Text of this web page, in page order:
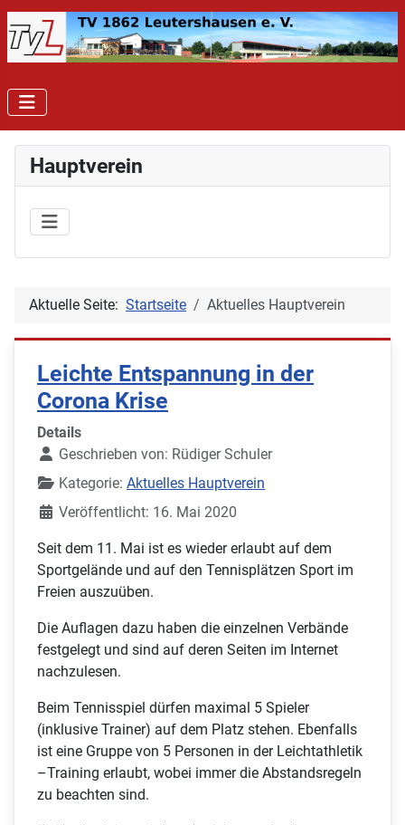
Hauptverein
Aktuelle Seite: Startseite Aktuelles Hauptverein
Leichte Entspannung in der
Corona Krise
Details
Geschrieben von: Rüdiger Schuler
Kategorie: Aktuelles Hauptverein
Veröffentlicht: 16. Mai 2020
Seit dem 11. Mai ist es wieder erlaubt auf dem
Sportgelände und auf den Tennisplätzen Sport im
Freien auszuüben.
Die Auflagen dazu haben die einzelnen Verbände
festgelegt und sind auf deren Seiten im Internet
nachzulesen.
Beim Tennisspiel dürfen maximal 5 Spieler
(inklusive Trainer) auf dem Platz stehen. Ebenfalls
ist eine Gruppe von 5 Personen in der Leichtathletik
–Training erlaubt, wobei immer die Abstandsregeln
zu beachten sind.